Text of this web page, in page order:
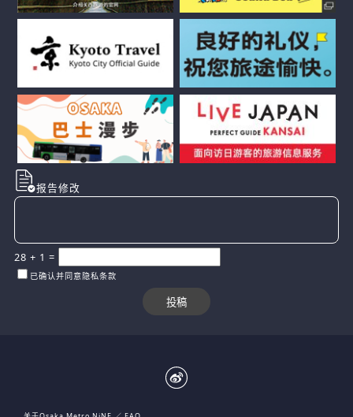
报告修改
28 + 1 =
已确认并同意隐私条款